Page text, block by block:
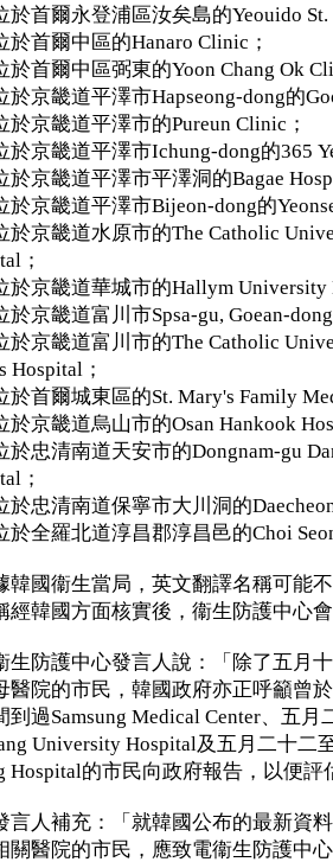
首爾永登浦區汝矣島的Yeouido St.
首爾中區的Hanaro Clinic；
首爾中區弼東的Yoon Chang Ok
京畿道平澤市Hapseong-dong的
京畿道平澤市的Pureun Clinic；
京畿道平澤市Ichung-dong的365
京畿道平澤市平澤洞的Bagae
京畿道平澤市Bijeon-dong的
京畿道水原市的The Catholic
；
京畿道華城市的Hallym University
京畿道富川市Spsa-gu, Goean-
京畿道富川市的The Catholic
Hospital；
首爾城東區的St. Mary's Family
京畿道烏山市的Osan Hankook
忠清南道天安市的Dongnam-gu
；
忠清南道保寧市大川洞的
全羅北道淳昌郡淳昌邑的Choi
韓國衞生當局，英文翻譯名稱可能
經韓國方面核實後，衞生防護中心
護中心發言人說：「除了五月十
醫院的市民，韓國政府亦正呼籲曾
到過Samsung Medical Center、五
University Hospital及五月二十二
Hospital的市民向政府報告，以便評
補充：「就韓國公布的最新資料
關醫院的市民，應致電衞生防護中